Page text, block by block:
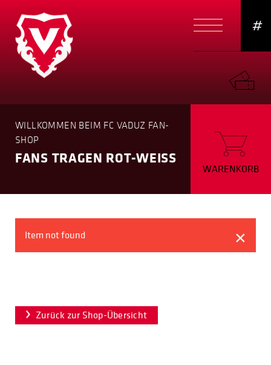
#
WILLKOMMEN BEIM FC VADUZ FAN-
SHOP
FANS TRAGEN ROT-WEISS
WARENKORB
Item not found ×
Zurück zur Shop-Übersicht